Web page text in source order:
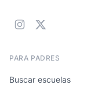
PARA PADRES
Buscar escuelas